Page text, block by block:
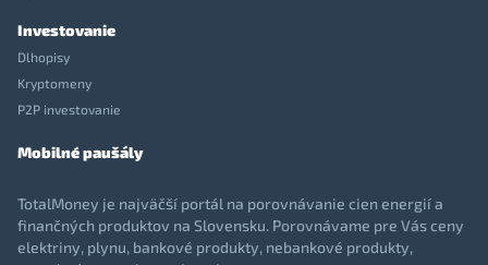
Investovanie
Dlhopisy
Kryptomeny
P2P investovanie
Mobilné paušály
TotalMoney je najväčší portál na porovnávanie cien energií a
finančných produktov na Slovensku. Porovnávame pre Vás ceny
elektriny, plynu, bankové produkty, nebankové produkty,